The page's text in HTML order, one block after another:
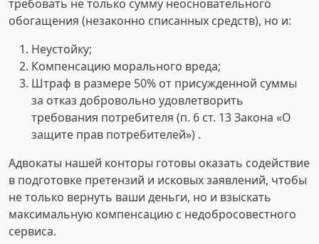
требовать не только сумму неосновательного
обогащения (незаконно списанных средств), но и:
Неустойку;
Компенсацию морального вреда;
Штраф в размере 50% от присужденной суммы
за отказ добровольно удовлетворить
требования потребителя (п. 6 ст. 13 Закона «О
защите прав потребителей») .
Адвокаты нашей конторы готовы оказать содействие
в подготовке претензий и исковых заявлений, чтобы
не только вернуть ваши деньги, но и взыскать
максимальную компенсацию с недобросовестного
сервиса.